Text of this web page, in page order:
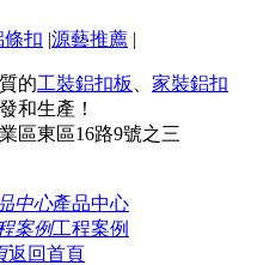
條扣 |源藝推薦 |
的工裝鋁扣板
家裝鋁扣
和生產！
區東區16路9號之三
產品中心
工程案例
返回首頁